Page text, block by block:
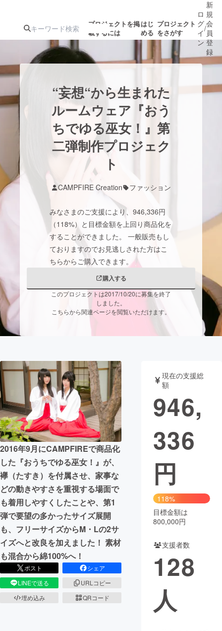
プロジェクトを掲
載するには
はじ
める
プロジェクト
をさがす
ジェクト
注目のリ
ターン
注目の新着プロ
ジェクト
募集終了が近いプ
ロジェクト
もうすぐ公開
されます
アート・写真
テクノロジー・ガジェット
映像・映画
ビジネス・起業 チャレンジ
まちづくり・地域活性化
CAMPFIREふるさと納税machi-yaコミュニティ
ロ
グ
イ
ン
/
新
規
会
員
登
録
“妄想“から生まれた
ルームウェア『おう
ちでゆる巫女！』第
二弾制作プロジェク
ト
CAMPFIRE Creation ファッション
みなさまのご支援により、946,336円
（118%）と目標金額を上回り商品化を
することができました。 一般販売もし
ておりますのでお見逃しされた方はこ
ちらからご購入できます。
購入する
このプロジェクトは2017/10/20に募集を終了
しました。
こちらから関連ページを閲覧いただけます。
2016年9月にCAMPFIREで商品化
した『おうちでゆる巫女！』が、
襷（たすき）を付属させ、家事な
どの動きやすさを重視する場面で
も着用しやすくしたことや、第1
弾で要望の多かったサイズ展開
も、フリーサイズからM・Lの2サ
イズへと改良を加えました！ 素材
も混合から綿100%へ！
ポスト
シェア
LINEで送る
URLコピー
埋め込み
QRコード
現在の支援総
額
946,
336
円
118%
目標金額は
800,000円
支援者数
128
人